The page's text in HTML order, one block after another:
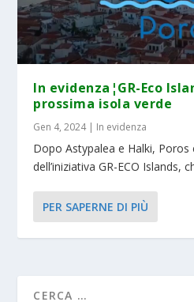
In evidenza¦GR-Eco
prossima isola verde
Gen 4, 2024| In evidenza
Dopo Astypalea e Halki, Poros
dell’iniziativa GR-ECO Islands,
PER SAPERNE DI PIÙ